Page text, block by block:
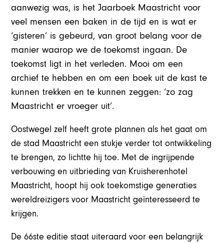
aanwezig was, is het Jaarboek Maastricht voor
veel mensen een baken in de tijd en is wat er
‘gisteren’ is gebeurd, van groot belang voor de
manier waarop we de toekomst ingaan. De
toekomst ligt in het verleden. Mooi om een
archief te hebben en om een boek uit de kast te
kunnen trekken en te kunnen zeggen: ‘zo zag
Maastricht er vroeger uit’.
Oostwegel zelf heeft grote plannen als het gaat om
de stad Maastricht een stukje verder tot ontwikkeling
te brengen, zo lichtte hij toe. Met de ingrijpende
verbouwing en uitbrieding van Kruisherenhotel
Maastricht, hoopt hij ook toekomstige generaties
wereldreizigers voor Maastricht geïnteresseerd te
krijgen.
De 66ste editie staat uiteraard voor een belangrijk